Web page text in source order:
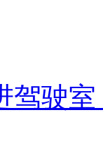
驾驶